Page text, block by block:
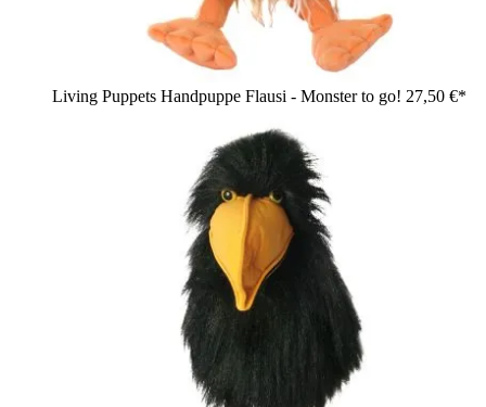
Living Puppets Handpuppe Flausi - Monster to go! 27,50 €*